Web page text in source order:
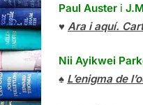
Paul Auster i
♥ Ara i aquí.
Nii Ayikwei
♠ L’enigma de